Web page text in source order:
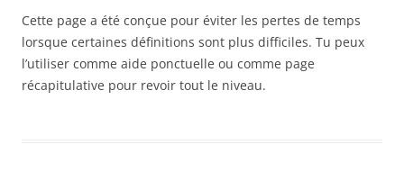
Cette page a été conçue pour éviter les pertes de temps
lorsque certaines définitions sont plus difficiles. Tu peux
l’utiliser comme aide ponctuelle ou comme page
récapitulative pour revoir tout le niveau.